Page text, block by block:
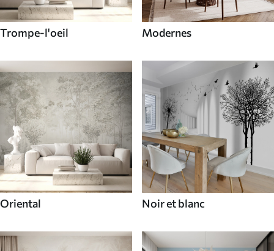
Trompe-l'oeil Modernes
Oriental Noir et blanc